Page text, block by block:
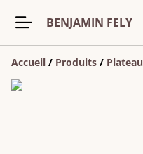
BENJAMIN FELY
Accueil / Produits / Plateau